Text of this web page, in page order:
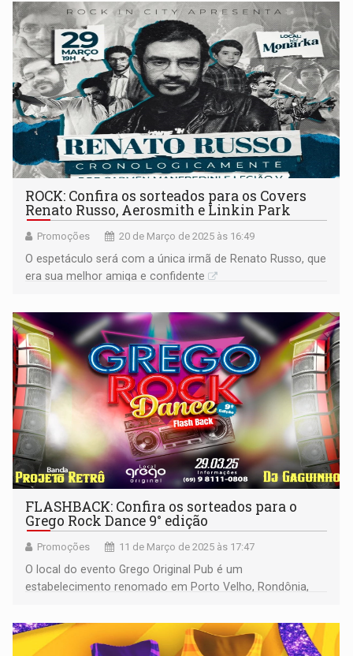
ROCK: Confira os sorteados para os Covers
Renato Russo, Aerosmith e Linkin Park
Promoções 20 de Março de 2025 às 16:49
O espetáculo será com a única irmã de Renato Russo, que
era sua melhor amiga e confidente
FLASHBACK: Confira os sorteados para o
Grego Rock Dance 9° edição
Promoções 11 de Março de 2025 às 17:47
O local do evento Grego Original Pub é um
estabelecimento renomado em Porto Velho, Rondônia,